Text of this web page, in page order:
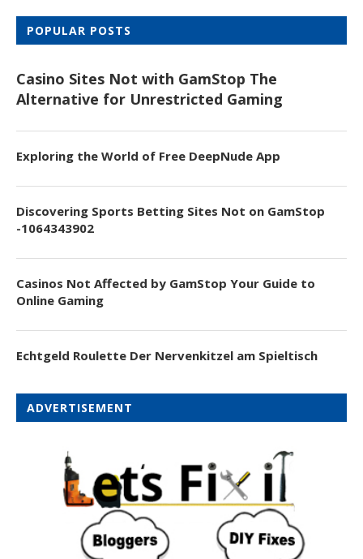
POPULAR POSTS
Casino Sites Not with GamStop The
Alternative for Unrestricted Gaming
Exploring the World of Free DeepNude App
Discovering Sports Betting Sites Not on GamStop
-1064343902
Casinos Not Affected by GamStop Your Guide to
Online Gaming
Echtgeld Roulette Der Nervenkitzel am Spieltisch
ADVERTISEMENT